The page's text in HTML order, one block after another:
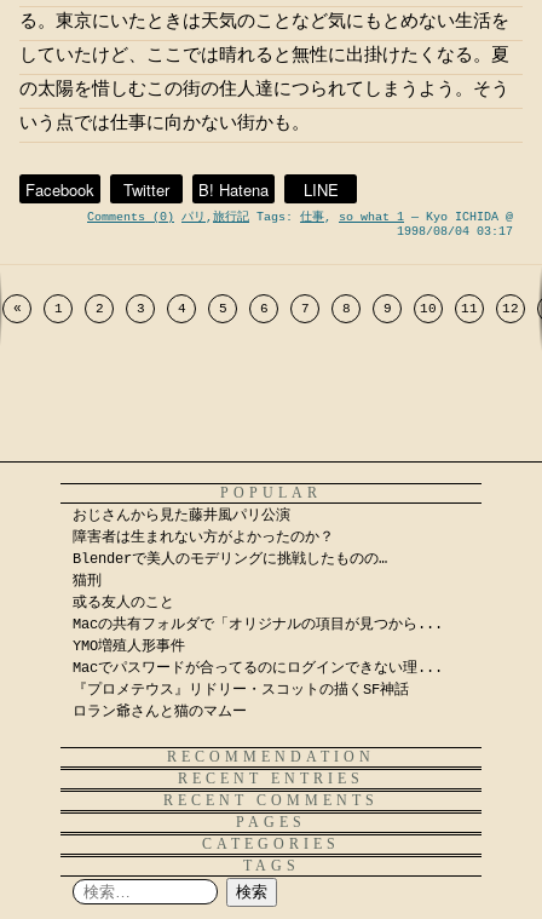
る。東京にいたときは天気のことなど気にもとめない生活を
していたけど、ここでは晴れると無性に出掛けたくなる。夏
の太陽を惜しむこの街の住人達につられてしまうよう。そう
いう点では仕事に向かない街かも。
Facebook Twitter B! Hatena LINE
Comments (0) パリ ,旅行記 Tags: 仕事, so what 1 — Kyo ICHIDA @
1998/08/04 03:17
« 1 2 3 4 5 6 7 8 9 10 11 12
POPULAR
おじさんから見た藤井風パリ公演
障害者は生まれない方がよかったのか？
Blenderで美人のモデリングに挑戦したものの…
猫刑
或る友人のこと
Macの共有フォルダで「オリジナルの項目が見つから...
YMO増殖人形事件
Macでパスワードが合ってるのにログインできない理...
『プロメテウス』リドリー・スコットの描くSF神話
ロラン爺さんと猫のマムー
RECOMMENDATION
RECENT ENTRIES
RECENT COMMENTS
PAGES
CATEGORIES
TAGS